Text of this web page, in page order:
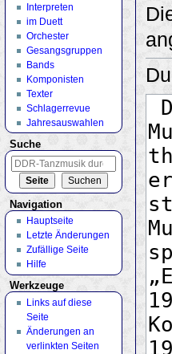
Interpreten
im Duett
Orchester
Gesangsgruppen
Bands
Komponisten
Texter
Schlagerrevue
Jahresauswahlen
Suche
Navigation
Hauptseite
Letzte Änderungen
Zufällige Seite
Hilfe
Werkzeuge
Links auf diese
Seite
Änderungen an
verlinkten Seiten